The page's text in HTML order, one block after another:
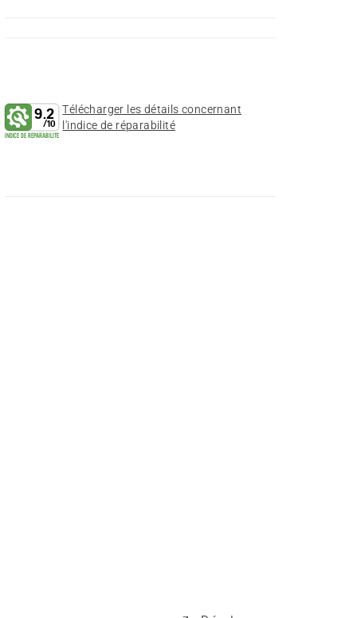
9.2
/10
INDICE DE REPARABILITE
Télécharger les détails concernant
l'indice de réparabilité